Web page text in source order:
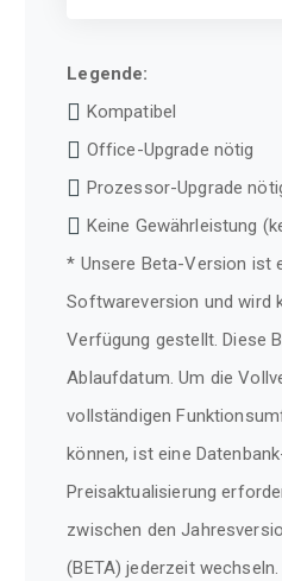
Legende:
Kompatibel
Office-Upgrade nötig
Prozessor-Upgrade
Keine Gewährleistung
* Unsere Beta-Version ist
Softwareversion und wird
Verfügung gestellt. Diese
Ablaufdatum. Um die
vollständigen
können, ist eine
Preisaktualisierung
zwischen den
(BETA) jederzeit